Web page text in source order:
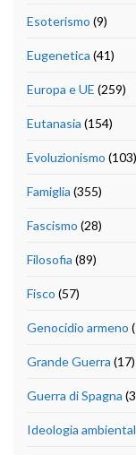
Esoterismo (9)
Eugenetica (41)
Europa e UE (259)
Eutanasia (154)
Evoluzionismo (103)
Famiglia (355)
Fascismo (28)
Filosofia (89)
Fisco (57)
Genocidio armeno
Grande Guerra (17)
Guerra di Spagna
Ideologia